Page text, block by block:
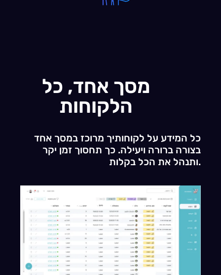
מסך אחד, כל
הלקוחות
כל המידע על לקוחותיך מרוכז במסך אחד
בצורה ברורה ויעילה. כך תחסוך זמן יקר
ותנהל את הכל בקלות.